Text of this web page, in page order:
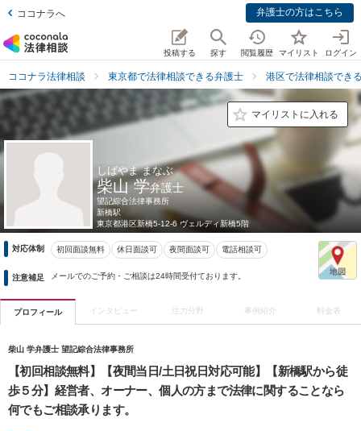
ココナラへ 弁護士の方はこちら
投稿する 探す 閲覧履歴 マイリスト ログイン
ココナラ法律相談 東京都で法律相談できる弁護士 港区で法律相談でき
マイリストに入れる
しばやま まなぶ
柴山 学弁護士
望記綜合法律事務所
新橋駅
東京都港区新橋5-12-6 ヴェルディ新橋5階
対応体制 初回面談無料 休日面談可 夜間面談可 電話相談可
注意補足 メールでのご予約・ご相談は24時間受付ております。
プロフィール インタビュー 注力分野 事例紹介 料金表
柴山 学弁護士 望記綜合法律事務所
【初回相談無料】【夜間当日/土日祝日対応可能】【新橋駅から徒
歩５分】経営者、オーナー、個人の方まで法律に関することなら
何でもご相談承ります。